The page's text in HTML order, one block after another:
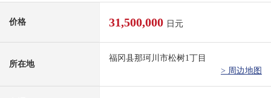
价格 31,500,000 日元
所在地
福冈县那珂川市松树1丁目
> 周边地图